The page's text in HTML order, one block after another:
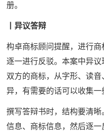
册。
丨异议答辩
构卓商标顾问提醒，进行
逐一进行反驳。本案中异
双方的商标，从字形、读
异，有需要的话可以收集一
撰写答辩书时，结构要清
信息、商标信息，然后逐